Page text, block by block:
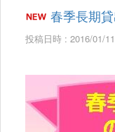
春季長期
投稿日時 : 2016/01/11